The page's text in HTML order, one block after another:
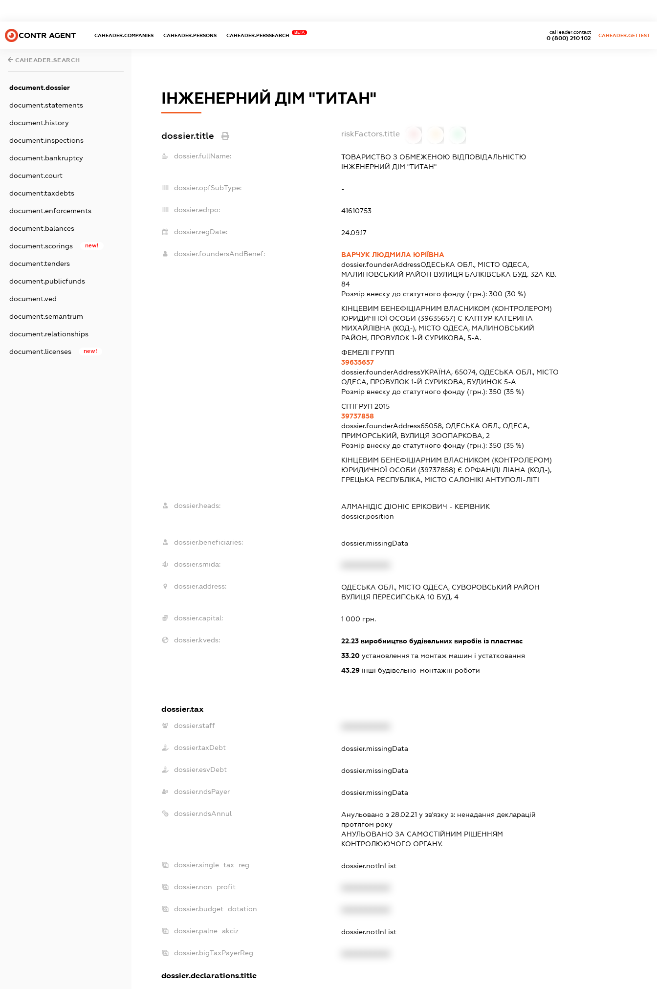
CONTR AGENT CAHEADER.COMPANIES CAHEADER.PERSONS CAHEADER.PERSSEARCH
BETA
0 (800) 210 102
caHeader.contact
CAHEADER.GETTEST
CAHEADER.SEARCH
document.dossier
document.statements
document.history
document.inspections
document.bankruptcy
document.court
document.taxdebts
document.enforcements
document.balances
document.scorings new!
document.tenders
document.publicfunds
document.ved
document.semantrum
document.relationships
document.licenses new!
ІНЖЕНЕРНИЙ ДІМ "ТИТАН"
dossier.title riskFactors.title
dossier.fullName:
ТОВАРИСТВО З ОБМЕЖЕНОЮ ВІДПОВІДАЛЬНІСТЮ
ІНЖЕНЕРНИЙ ДІМ "ТИТАН"
dossier.opfSubType: -
dossier.edrpo: 41610753
dossier.regDate: 24.09.17
dossier.foundersAndBenef:
ВАРЧУК ЛЮДМИЛА ЮРІЇВНА
dossier.founderAddressОДЕСЬКА ОБЛ., МІСТО ОДЕСА,
МАЛИНОВСЬКИЙ РАЙОН ВУЛИЦЯ БАЛКІВСЬКА БУД. 32А КВ.
84
Розмір внеску до статутного фонду (грн.):300 (30 %)
КІНЦЕВИМ БЕНЕФІЦІАРНИМ ВЛАСНИКОМ (КОНТРОЛЕРОМ)
ЮРИДИЧНОЇ ОСОБИ (39635657) Є КАПТУР КАТЕРИНА
МИХАЙЛІВНА (КОД-), МІСТО ОДЕСА, МАЛИНОВСЬКИЙ
РАЙОН, ПРОВУЛОК 1-Й СУРИКОВА, 5-А.
ФЕМЕЛІ ГРУПП
39635657
dossier.founderAddressУКРАЇНА, 65074, ОДЕСЬКА ОБЛ., МІСТО
ОДЕСА, ПРОВУЛОК 1-Й СУРИКОВА, БУДИНОК 5-А
Розмір внеску до статутного фонду (грн.):350 (35 %)
СІТІГРУП 2015
39737858
dossier.founderAddress65058, ОДЕСЬКА ОБЛ., ОДЕСА,
ПРИМОРСЬКИЙ, ВУЛИЦЯ ЗООПАРКОВА, 2
Розмір внеску до статутного фонду (грн.):350 (35 %)
КІНЦЕВИМ БЕНЕФІЦІАРНИМ ВЛАСНИКОМ (КОНТРОЛЕРОМ)
ЮРИДИЧНОЇ ОСОБИ (39737858) Є ОРФАНІДІ ЛІАНА (КОД-),
ГРЕЦЬКА РЕСПУБЛІКА, МІСТО САЛОНІКІ АНТУПОЛІ-ЛІТІ
dossier.heads: АЛМАНІДІС ДІОНІС ЕРІКОВИЧ - КЕРІВНИК
dossier.position -
dossier.beneficiaries: dossier.missingData
dossier.smida:
dossier.address:
ОДЕСЬКА ОБЛ., МІСТО ОДЕСА, СУВОРОВСЬКИЙ РАЙОН
ВУЛИЦЯ ПЕРЕСИПСЬКА 10 БУД. 4
dossier.capital: 1 000 грн.
dossier.kveds: 22.23 виробництво будівельних виробів із пластмас
33.20 установлення та монтаж машин і устатковання
43.29 інші будівельно-монтажні роботи
dossier.tax
dossier.staff
dossier.taxDebt dossier.missingData
dossier.esvDebt dossier.missingData
dossier.ndsPayer dossier.missingData
dossier.ndsAnnul Анульовано з 28.02.21 у зв'язку з: ненадання декларацiй
протягом року
АНУЛЬОВАНО ЗА САМОСТIЙНИМ РIШЕННЯМ
КОНТРОЛЮЮЧОГО ОРГАНУ.
dossier.single_tax_reg dossier.notInList
dossier.non_profit
dossier.budget_dotation
dossier.palne_akciz dossier.notInList
dossier.bigTaxPayerReg
dossier.declarations.title